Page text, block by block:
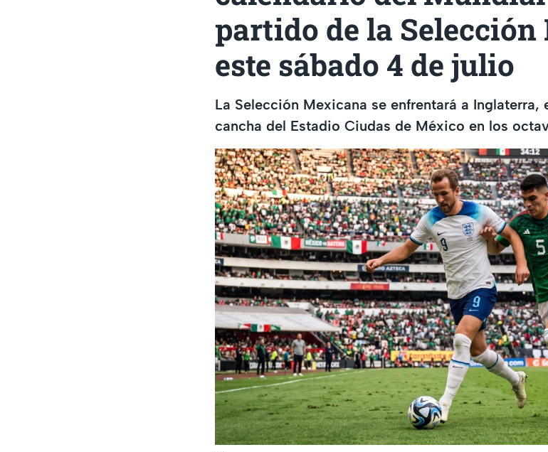
partido de la
este sábado 4 de julio
La Selección Mexicana se enfrentará a
cancha del Estadio Ciudas de México en los